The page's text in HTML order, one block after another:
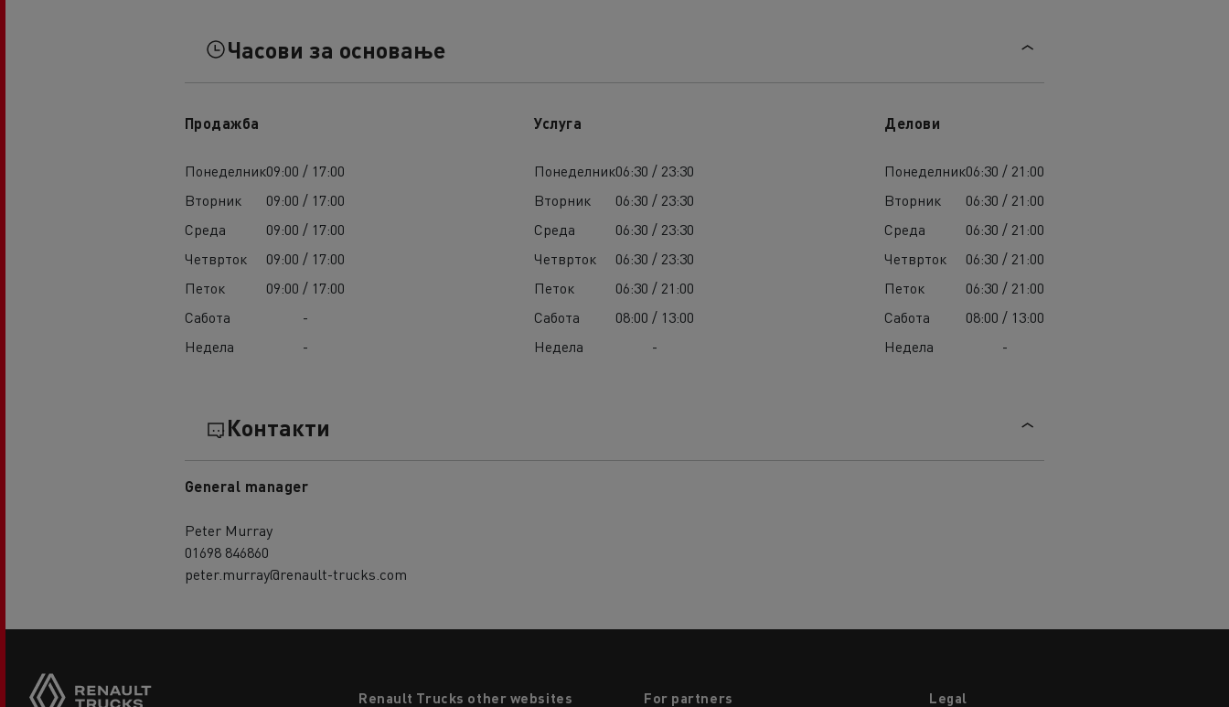
Часови за основање
Продажба
Понеделник09:00 / 17:00
Вторник
09:00 / 17:00
Среда
09:00 / 17:00
Четврток
09:00 / 17:00
Петок
09:00 / 17:00
Сабота
-
Недела
-
Услуга
Понеделник06:30 / 23:30
Вторник
06:30 / 23:30
Среда
06:30 / 23:30
Четврток
06:30 / 23:30
Петок
06:30 / 21:00
Сабота
08:00 / 13:00
Недела
-
Делови
Понеделник06:30 / 21:00
Вторник
06:30 / 21:00
Среда
06:30 / 21:00
Четврток
06:30 / 21:00
Петок
06:30 / 21:00
Сабота
08:00 / 13:00
Недела
-
Контакти
General manager
Peter Murray
01698 846860
peter.murray@renault-trucks.com
Renault Trucks other websites For partners Legal